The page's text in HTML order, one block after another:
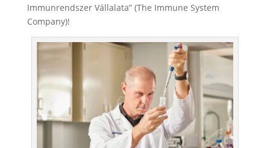
Immunrendszer Vállalata” (The Immune System
Company)!